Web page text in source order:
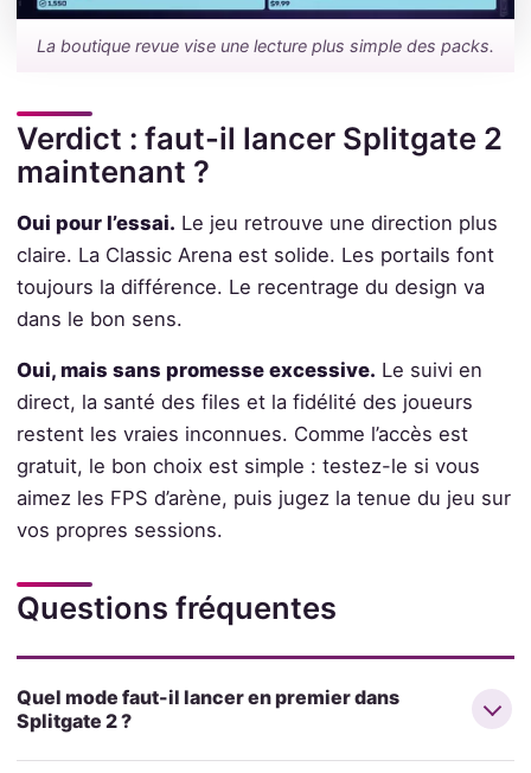
La boutique revue vise une lecture plus simple des packs.
Verdict : faut-il lancer Splitgate 2
maintenant ?
Oui pour l’essai. Le jeu retrouve une direction plus
claire. La Classic Arena est solide. Les portails font
toujours la différence. Le recentrage du design va
dans le bon sens.
Oui, mais sans promesse excessive. Le suivi en
direct, la santé des files et la fidélité des joueurs
restent les vraies inconnues. Comme l’accès est
gratuit, le bon choix est simple : testez-le si vous
aimez les FPS d’arène, puis jugez la tenue du jeu sur
vos propres sessions.
Questions fréquentes
Quel mode faut-il lancer en premier dans
Splitgate 2 ?